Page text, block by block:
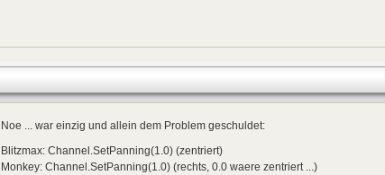
Noe ... war einzig und allein dem Problem geschuldet:
Blitzmax: Channel.SetPanning(1.0) (zentriert)
Monkey: Channel.SetPanning(1.0) (rechts, 0.0 waere zentriert ...)